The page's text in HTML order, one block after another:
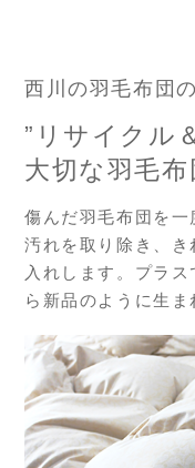
西川の羽毛布団
”リサイクル
大切な羽毛布
傷んだ羽毛布団を一
汚れを取り除き、
入れします。プラ
ら新品のように生ま